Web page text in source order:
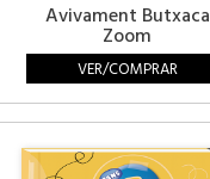
Avivament Butxaca
Zoom
VER/COMPRAR